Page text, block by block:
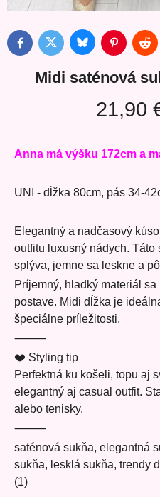
FacebookTwitter BlueskyPinterest
Midi saténová
21,90
Anna má výšku 172cm a
UNI - dĺžka 80cm, pás 34-
Elegantný a nadčasový
outfitu luxusný nádych. Táto
splýva, jemne sa leskne a
Príjemný, hladký materiál
postave. Midi dĺžka je
špeciálne príležitosti.
⸻
❤️ Styling tip
Perfektná ku košeli, topu aj
elegantný aj casual outfit.
alebo tenisky.
⸻
saténová sukňa, elegantná
sukňa, lesklá sukňa, trendy
(1)